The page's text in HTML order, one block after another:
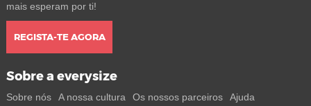
mais esperam por ti!
REGISTA-TE AGORA
Sobre a everysize
Sobre nós A nossa cultura Os nossos parceiros
Ajuda